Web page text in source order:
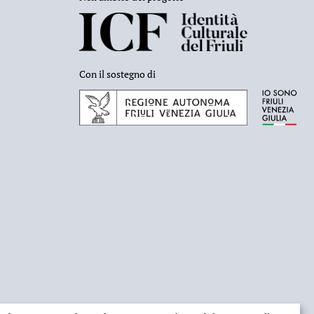
Con il sostegno di